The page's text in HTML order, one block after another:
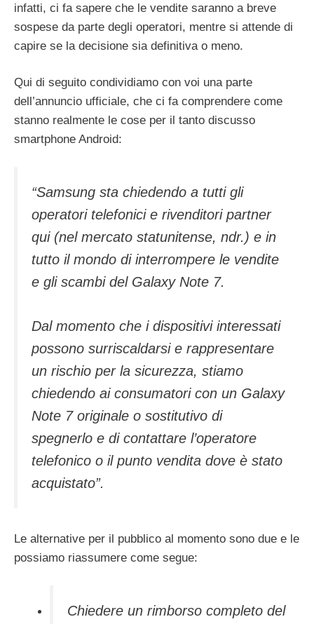
infatti, ci fa sapere che le vendite saranno a breve
sospese da parte degli operatori, mentre si attende di
capire se la decisione sia definitiva o meno.
Qui di seguito condividiamo con voi una parte
dell’annuncio ufficiale, che ci fa comprendere come
stanno realmente le cose per il tanto discusso
smartphone Android:
“Samsung sta chiedendo a tutti gli
operatori telefonici e rivenditori partner
qui (nel mercato statunitense, ndr.) e in
tutto il mondo di interrompere le vendite
e gli scambi del Galaxy Note 7.
Dal momento che i dispositivi interessati
possono surriscaldarsi e rappresentare
un rischio per la sicurezza, stiamo
chiedendo ai consumatori con un Galaxy
Note 7 originale o sostitutivo di
spegnerlo e di contattare l’operatore
telefonico o il punto vendita dove è stato
acquistato”.
Le alternative per il pubblico al momento sono due e le
possiamo riassumere come segue:
Chiedere un rimborso completo del